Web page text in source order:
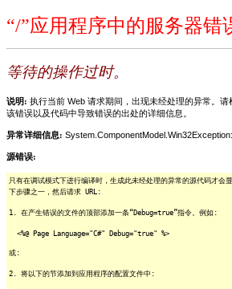
“/”应用程序中的服务器错
等待的操作过时。
说明: 执行当前 Web 请求期间，出现未经处理的异常。
该错误以及代码中导致错误的出处的详细信息。
异常详细信息:
源错误:
只有在调试模式下进行编译时，生成此未经处理的异常的源代码才会
下步骤之一，然后请求 URL:
1. 在产生错误的文件的顶部添加一条“Debug=true”指令。例如:
<%@ Page Language="C#" Debug="true" %>
或:
2. 将以下的节添加到应用程序的配置文件中: